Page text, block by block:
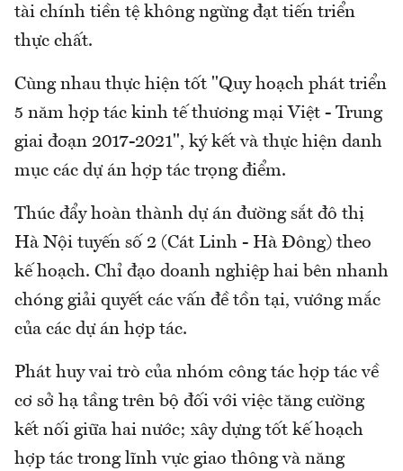
tài chính tiền tệ không ngừng đạt tiến triển
thực chất.
Cùng nhau thực hiện tốt "Quy hoạch phát triển
5 năm hợp tác kinh tế thương mại Việt - Trung
giai đoạn 2017-2021", ký kết và thực hiện danh
mục các dự án hợp tác trọng điểm.
Thúc đẩy hoàn thành dự án đường sắt đô thị
Hà Nội tuyến số 2 (Cát Linh - Hà Đông) theo
kế hoạch. Chỉ đạo doanh nghiệp hai bên nhanh
chóng giải quyết các vấn đề tồn tại, vướng mắc
của các dự án hợp tác.
Phát huy vai trò của nhóm công tác hợp tác về
cơ sở hạ tầng trên bộ đối với việc tăng cường
kết nối giữa hai nước; xây dựng tốt kế hoạch
hợp tác trong lĩnh vực giao thông và năng